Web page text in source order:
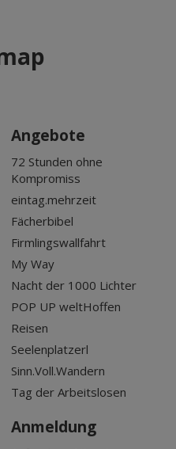
Angebote
72 Stunden ohne
Kompromiss
eintag.mehrzeit
Fächerbibel
Firmlingswallfahrt
My Way
Nacht der 1000 Lichter
POP UP weltHoffen
Reisen
Seelenplatzerl
Sinn.Voll.Wandern
Tag der Arbeitslosen
Anmeldung